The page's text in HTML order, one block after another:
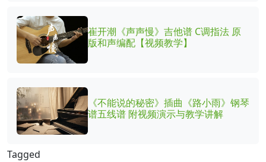
崔开潮《声声慢》吉他谱 C调指法 原
版和声编配【视频教学】
《不能说的秘密》插曲《路小雨》钢琴
谱五线谱 附视频演示与教学讲解
Tagged